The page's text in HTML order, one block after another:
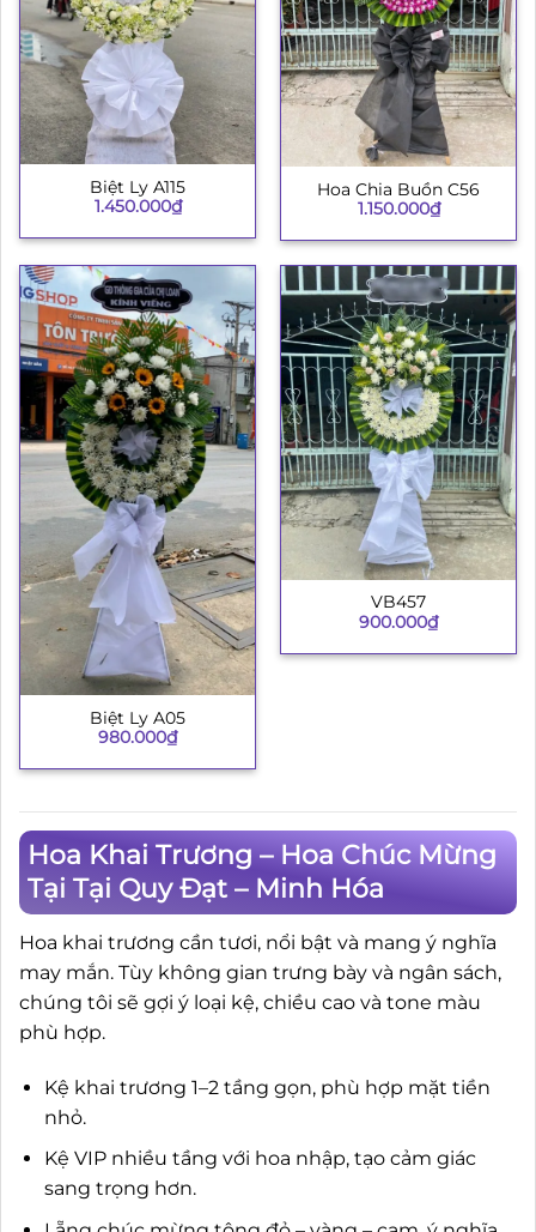
Biệt Ly A115
1.450.000₫
Hoa Chia Buồn C56
1.150.000₫
Biệt Ly A05
980.000₫
VB457
900.000₫
Hoa Khai Trương – Hoa Chúc Mừng
Tại Tại Quy Đạt – Minh Hóa
Hoa khai trương cần tươi, nổi bật và mang ý nghĩa
may mắn. Tùy không gian trưng bày và ngân sách,
chúng tôi sẽ gợi ý loại kệ, chiều cao và tone màu
phù hợp.
Kệ khai trương 1–2 tầng gọn, phù hợp mặt tiền
nhỏ.
Kệ VIP nhiều tầng với hoa nhập, tạo cảm giác
sang trọng hơn.